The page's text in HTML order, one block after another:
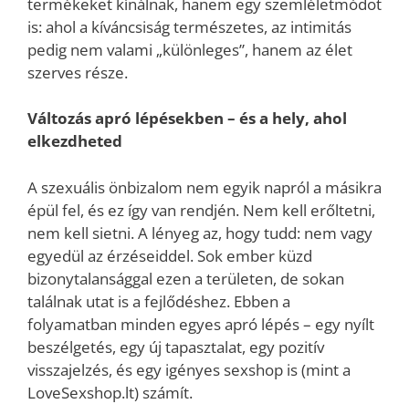
is: ahol a kíváncsiság természetes, az intimitás
pedig nem valami „különleges”, hanem az élet
szerves része.
Változás apró lépésekben – és a hely, ahol
elkezdheted
A szexuális önbizalom nem egyik napról a másikra
épül fel, és ez így van rendjén. Nem kell erőltetni,
nem kell sietni. A lényeg az, hogy tudd: nem vagy
egyedül az érzéseiddel. Sok ember küzd
bizonytalansággal ezen a területen, de sokan
találnak utat is a fejlődéshez. Ebben a
folyamatban minden egyes apró lépés – egy nyílt
beszélgetés, egy új tapasztalat, egy pozitív
visszajelzés, és egy igényes sexshop is (mint a
LoveSexshop.lt) számít.